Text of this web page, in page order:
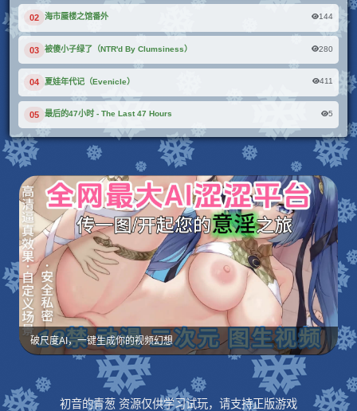
02 海市蜃楼之馆番外 144
03 被傻小子绿了（NTR'd By Clumsiness） 280
04 夏娃年代记（Evenicle） 411
05 最后的47小时 - The Last 47 Hours 5
破尺度AI，一键生成你的视频幻想
初音的青葱 资源仅供学习试玩，请支持正版游戏